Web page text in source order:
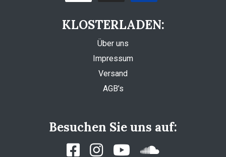
KLOSTERLADEN:
Über uns
Impressum
Versand
AGB’s
Besuchen Sie uns auf: